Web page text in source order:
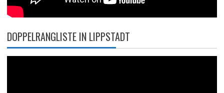
DOPPELRANGLISTE IN LIPPSTADT